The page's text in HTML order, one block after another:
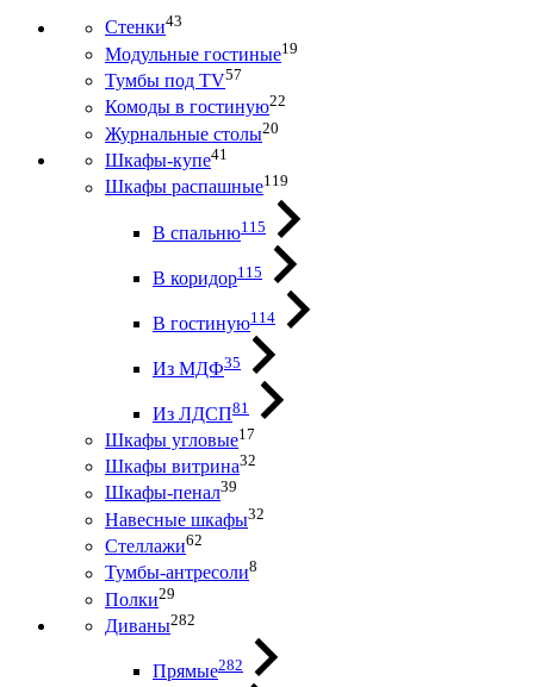
Стенки43
Модульные гостиные19
Тумбы под ТV57
Комоды в гостиную22
Журнальные столы20
Шкафы-купе41
Шкафы распашные119
В спальню115
В коридор115
В гостиную114
Из МДФ35
Из ЛДСП81
Шкафы угловые17
Шкафы витрина32
Шкафы-пенал39
Навесные шкафы32
Стеллажи62
Тумбы-антресоли8
Полки29
Диваны282
Прямые282